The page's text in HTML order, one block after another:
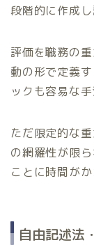
段階的に作成し
評価を職務の
動の形で定義
ックも容易な手
ただ限定的な
の網羅性が限
ことに時間がか
自由記述法